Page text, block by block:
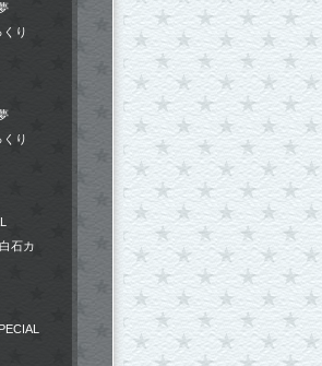
り
り
石カ